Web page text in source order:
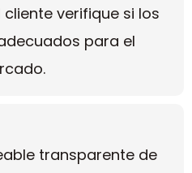
verifique si los
para el